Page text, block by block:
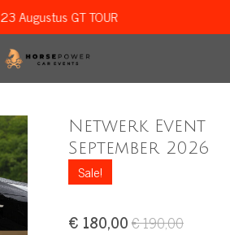
23 Augustus GT TOUR
Netwerk Event
September 2026
Sale!
€ 180,00€ 190,00